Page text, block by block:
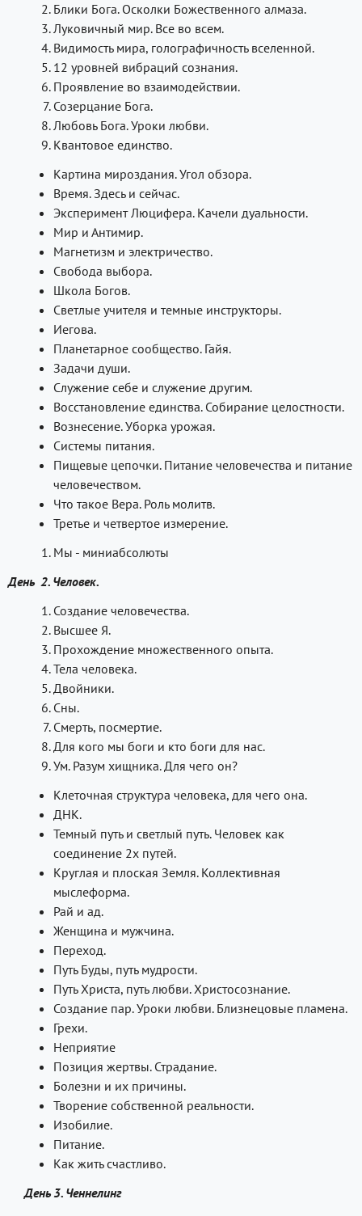
Блики Бога. Осколки Божественного алмаза.
Луковичный мир. Все во всем.
Видимость мира, голографичность вселенной.
12 уровней вибраций сознания.
Проявление во взаимодействии.
Созерцание Бога.
Любовь Бога. Уроки любви.
Квантовое единство.
Картина мироздания. Угол обзора.
Время. Здесь и сейчас.
Эксперимент Люцифера. Качели дуальности.
Мир и Антимир.
Магнетизм и электричество.
Свобода выбора.
Школа Богов.
Светлые учителя и темные инструкторы.
Иегова.
Планетарное сообщество. Гайя.
Задачи души.
Служение себе и служение другим.
Восстановление единства. Собирание целостности.
Вознесение. Уборка урожая.
Системы питания.
Пищевые цепочки. Питание человечества и питание
человечеством.
Что такое Вера. Роль молитв.
Третье и четвертое измерение.
Мы - миниабсолюты
День 2. Человек.
Создание человечества.
Высшее Я.
Прохождение множественного опыта.
Тела человека.
Двойники.
Сны.
Смерть, посмертие.
Для кого мы боги и кто боги для нас.
Ум. Разум хищника. Для чего он?
Клеточная структура человека, для чего она.
ДНК.
Темный путь и светлый путь. Человек как
соединение 2х путей.
Круглая и плоская Земля. Коллективная
мыслеформа.
Рай и ад.
Женщина и мужчина.
Переход.
Путь Буды, путь мудрости.
Путь Христа, путь любви. Христосознание.
Создание пар. Уроки любви. Близнецовые пламена.
Грехи.
Неприятие
Позиция жертвы. Страдание.
Болезни и их причины.
Творение собственной реальности.
Изобилие.
Питание.
Как жить счастливо.
День 3. Ченнелинг